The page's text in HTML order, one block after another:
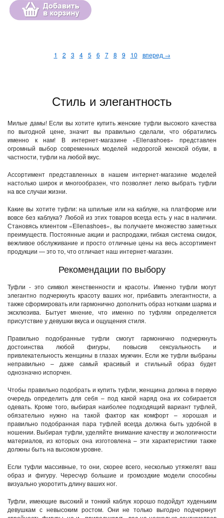
1 2 3 4 5 6 7 8 9 10 вперед →
Стиль и элегантность
Милые дамы! Если вы хотите купить женские туфли высокого качества
по выгодной цене, значит вы правильно сделали, что обратились
именно к нам! В интернет-магазине «Ellenashoes» представлен
огромный выбор современных моделей недорогой женской обуви, в
частности, туфли на любой вкус.
Ассортимент представленных в нашем интернет-магазине моделей
настолько широк и многообразен, что позволяет легко выбрать туфли
на все случаи жизни.
Какие вы хотите туфли: на шпильке или на каблуке, на платформе или
вовсе без каблука? Любой из этих товаров всегда есть у нас в наличии.
Становясь клиентом «Ellenashoes», вы получаете множество заметных
преимуществ. Постоянные акции и распродажи, гибкая система скидок,
вежливое обслуживание и просто отличные цены на весь ассортимент
продукции — это то, что отличает наш интернет-магазин.
Рекомендации по выбору
Туфли - это символ женственности и красоты. Именно туфли могут
элегантно подчеркнуть красоту ваших ног, прибавить элегантности, а
также сформировать или гармонично дополнить образ нотками шарма и
эксклюзива. Бытует мнение, что именно по туфлям определяется
присутствие у девушки вкуса и ощущения стиля.
Правильно подобранные туфли смогут гармонично подчеркнуть
достоинства любой фигуры, повысив сексуальность и
привлекательность женщины в глазах мужчин. Если же туфли выбраны
неправильно – даже самый красивый и стильный образ будет
однозначно испорчен.
Чтобы правильно подобрать и купить туфли, женщина должна в первую
очередь определить для себя – под какой наряд она их собирается
одевать. Кроме того, выбирая наиболее подходящий вариант туфлей,
обязательно нужно на такой фактор как комфорт – хорошая и
правильно подобранная пара туфлей всегда должна быть удобной в
ношении. Выбирая туфли, уделяйте внимание качеству и экологичности
материалов, из которых она изготовлена – эти характеристики также
должны быть на высоком уровне.
Если туфли массивные, то они, скорее всего, несколько утяжелят ваш
образ и фигуру. Чересчур большие и громоздкие модели способны
визуально укоротить длину ваших ног.
Туфли, имеющие высокий и тонкий каблук хорошо подойдут худеньким
девушкам с невысоким ростом. Они не только выгодно подчеркнут